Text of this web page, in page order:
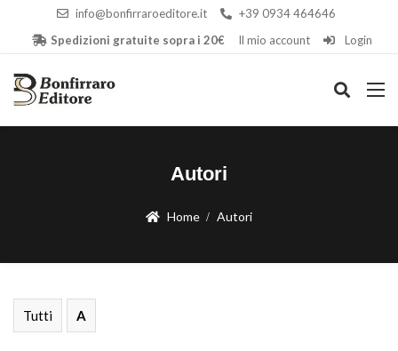
info@bonfirraroeditore.it
+39 0934 464646
Spedizioni gratuite sopra i 20€
Il mio account Login
Autori
Home Autori
Tutti A